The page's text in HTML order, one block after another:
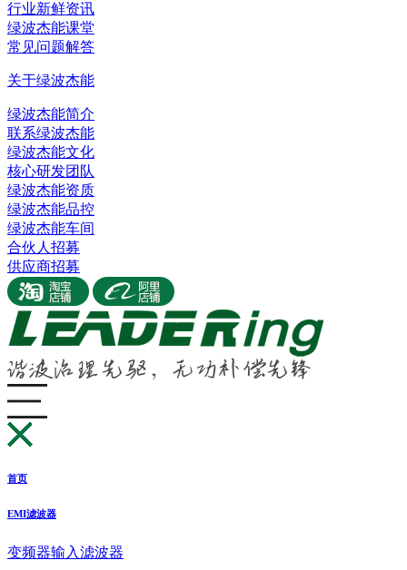
行业新鲜资讯
绿波杰能课堂
常见问题解答
关于绿波杰能
绿波杰能简介
联系绿波杰能
绿波杰能文化
核心研发团队
绿波杰能资质
绿波杰能品控
绿波杰能车间
合伙人招募
供应商招募
首页
EMI滤波器
变频器输入滤波器